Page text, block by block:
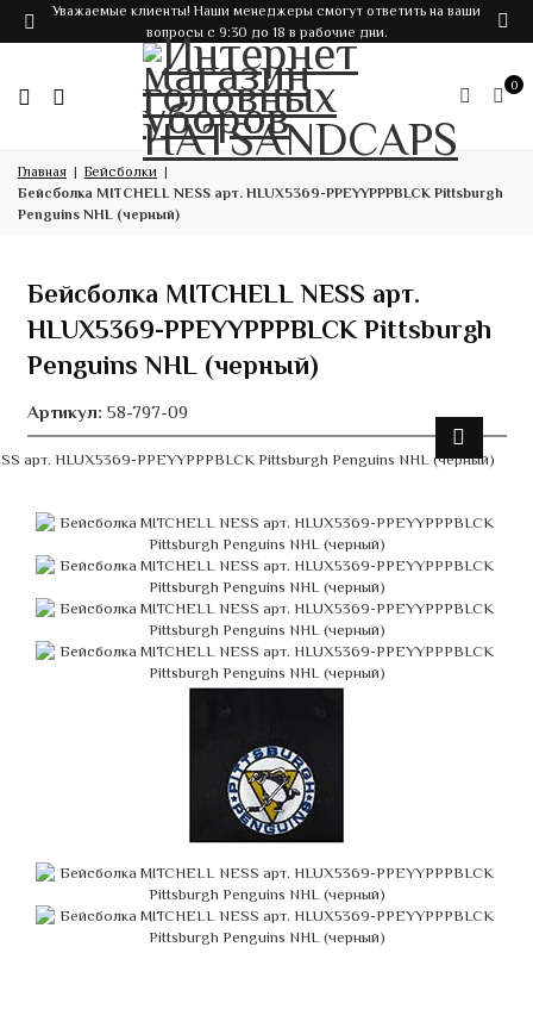
Уважаемые клиенты! Наши менеджеры смогут ответить на ваши
вопросы с 9:30 до 18 в рабочие дни.
0
Главная
Бейсболки
Бейсболка MITCHELL NESS арт. HLUX5369-PPEYYPPPBLCK Pittsburgh
Penguins NHL (черный)
Бейсболка MITCHELL NESS арт.
HLUX5369-PPEYYPPPBLCK Pittsburgh
Penguins NHL (черный)
Артикул: 58-797-09